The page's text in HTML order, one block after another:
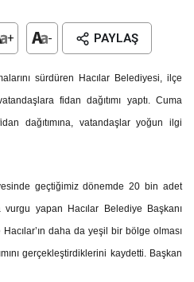
+ - PAYLAŞ
sürdüren Hacılar Belediyesi, ilçe
fidan dağıtımı yaptı. Cuma
dağıtımına, vatandaşlar yoğun ilgi
geçtiğimiz dönemde 20 bin adet
yapan Hacılar Belediye Başkanı
daha da yeşil bir bölge olması
gerçekleştirdiklerini kaydetti. Başkan